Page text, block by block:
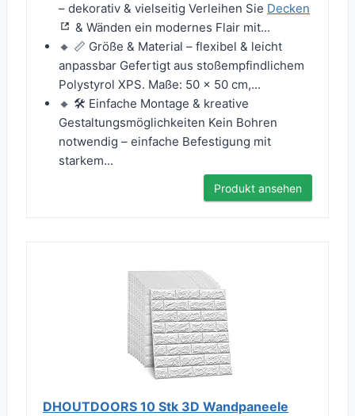
– dekorativ & vielseitig Verleihen Sie Decken
& Wänden ein modernes Flair mit...
🔸 📏 Größe & Material – flexibel & leicht
anpassbar Gefertigt aus stoßempfindlichem
Polystyrol XPS. Maße: 50 x 50 cm,...
🔸 🛠 Einfache Montage & kreative
Gestaltungsmöglichkeiten Kein Bohren
notwendig – einfache Befestigung mit
starkem...
Produkt ansehen
DHOUTDOORS 10 Stk 3D Wandpaneele